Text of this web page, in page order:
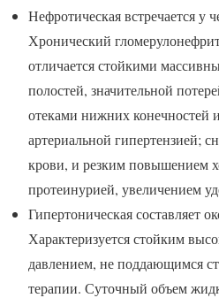
Нефротическая встречается у
Хронический
отличается стойкими
полостей, значительной
отеками нижних конечностей
артериальной гипертензией;
крови, и резким повышением
протеинурией, увеличением
Гипертоническая составляет
Характеризуется стойким
давлением, не поддающимся
терапии. Суточный объем